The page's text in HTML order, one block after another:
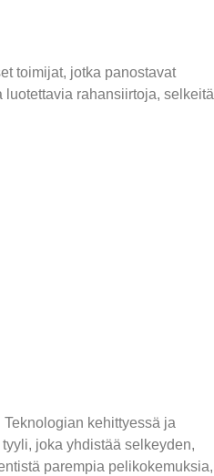
toimijat, jotka panostavat
rahansiirtoja, selkeitä
kehittyessä ja
joka yhdistää selkeyden,
parempia pelikokemuksia,